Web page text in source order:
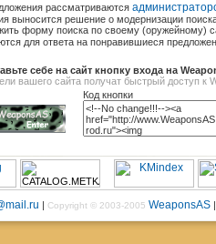
рассматриваются
выносится решение о модернизации
форму поиска по своему (оружейному)
для ответа на понравившиеся
себе на сайт кнопку входа на
вашего сайта получат быстрый доступ к
Код кнопки
| Copyright © 2003-2005 WeaponsAS